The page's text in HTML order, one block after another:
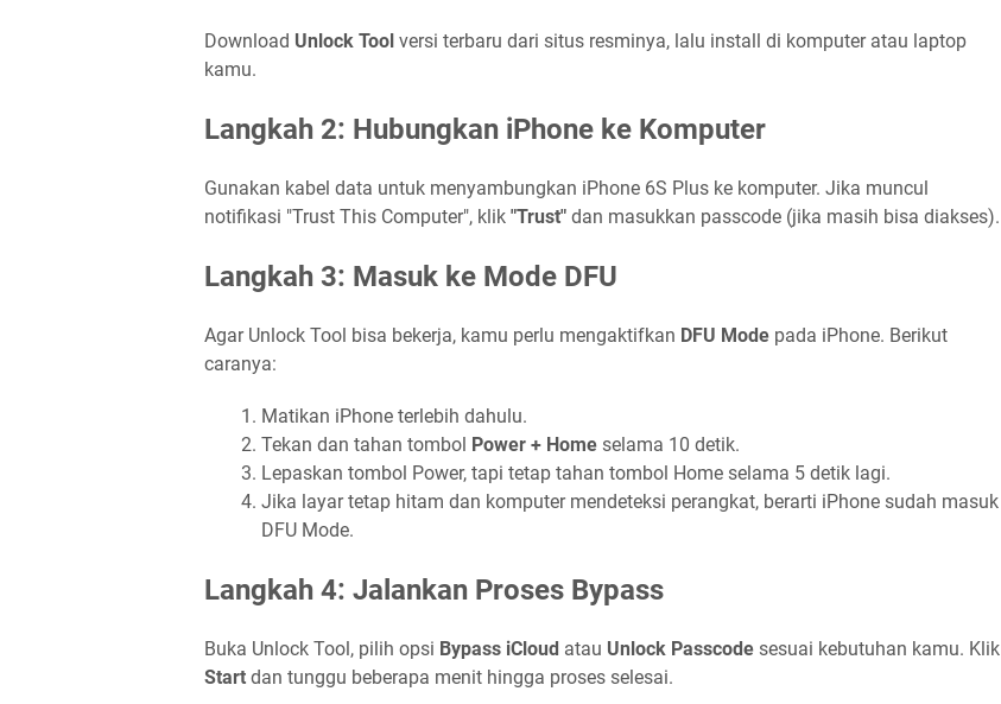
Download Unlock Tool versi terbaru dari situs resminya, lalu install di komputer atau laptop
kamu.
Langkah 2: Hubungkan iPhone ke Komputer
Gunakan kabel data untuk menyambungkan iPhone 6S Plus ke komputer. Jika muncul
notifikasi "Trust This Computer", klik "Trust" dan masukkan passcode (jika masih bisa diakses).
Langkah 3: Masuk ke Mode DFU
Agar Unlock Tool bisa bekerja, kamu perlu mengaktifkan DFU Mode pada iPhone. Berikut
caranya:
Matikan iPhone terlebih dahulu.
Tekan dan tahan tombol Power + Home selama 10 detik.
Lepaskan tombol Power, tapi tetap tahan tombol Home selama 5 detik lagi.
Jika layar tetap hitam dan komputer mendeteksi perangkat, berarti iPhone sudah masuk
DFU Mode.
Langkah 4: Jalankan Proses Bypass
Buka Unlock Tool, pilih opsi Bypass iCloud atau Unlock Passcode sesuai kebutuhan kamu. Klik
Start dan tunggu beberapa menit hingga proses selesai.